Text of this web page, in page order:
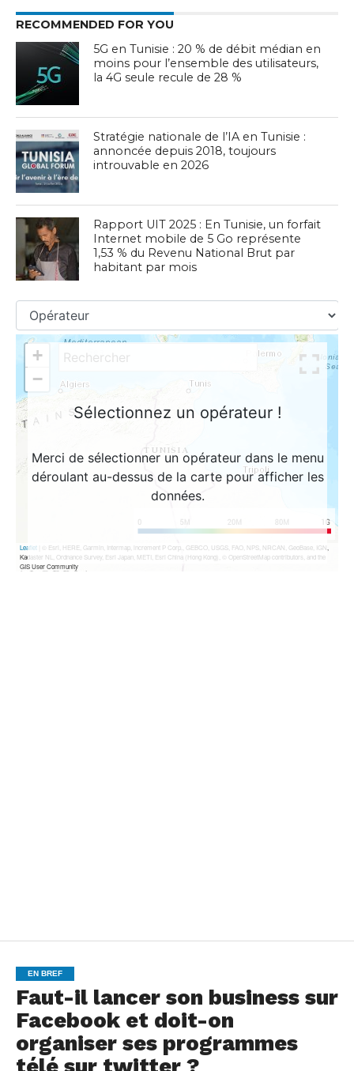
RECOMMENDED FOR YOU
5G en Tunisie : 20 % de débit médian en
moins pour l’ensemble des utilisateurs,
la 4G seule recule de 28 %
Stratégie nationale de l’IA en Tunisie :
annoncée depuis 2018, toujours
introuvable en 2026
Rapport UIT 2025 : En Tunisie, un forfait
Internet mobile de 5 Go représente
1,53 % du Revenu National Brut par
habitant par mois
EN BREF
Faut-il lancer son business sur
Facebook et doit-on
organiser ses programmes